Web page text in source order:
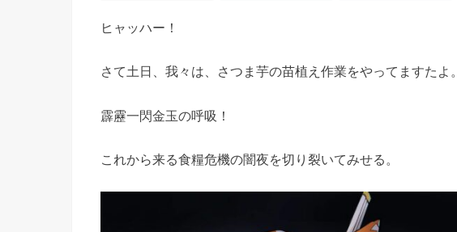
ヒャッハー！
さて土日、我々は、さつま芋の苗植え作業をやってますたよ。
霹靂一閃金玉の呼吸！
これから来る食糧危機の闇夜を切り裂いてみせる。